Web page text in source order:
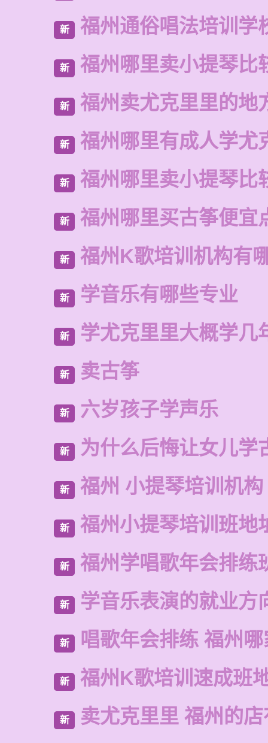
新 福州通俗唱法培训学
新 福州哪里卖小提琴比
新 福州卖尤克里里的地
新 福州哪里有成人学尤
新 福州哪里卖小提琴比
新 福州哪里买古筝便宜
新 福州K歌培训机构有
新 学音乐有哪些专业
新 学尤克里里大概学几
新 卖古筝
新 六岁孩子学声乐
新 为什么后悔让女儿学
新 福州 小提琴培训机构
新 福州小提琴培训班地
新 福州学唱歌年会排练
新 学音乐表演的就业方
新 唱歌年会排练 福州
新 福州K歌培训速成班
新 卖尤克里里 福州的